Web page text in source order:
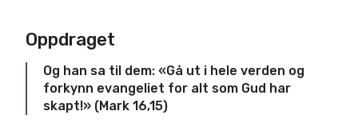
Oppdraget
Og han sa til dem: «Gå ut i hele verden og
forkynn evangeliet for alt som Gud har
skapt!» (Mark 16,15)